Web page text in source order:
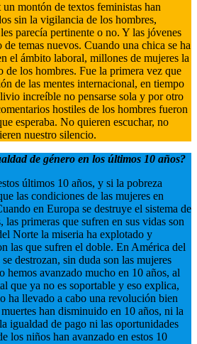
montón de textos feministas han
sin la vigilancia de los hombres,
parecía pertinente o no. Y las jóvenes
temas nuevos. Cuando una chica se ha
el ámbito laboral, millones de mujeres la
de los hombres. Fue la primera vez que
de las mentes internacional, en tiempo
increíble no pensarse sola y por otro
hostiles de los hombres fueron
esperaba. No quieren escuchar, no
nuestro silencio.
de género en los últimos 10 años?
últimos 10 años, y si la pobreza
las condiciones de las mujeres en
en Europa se destruye el sistema de
las primeras que sufren en sus vidas son
Norte la miseria ha explotado y
las que sufren el doble. En América del
destrozan, sin duda son las mujeres
hemos avanzado mucho en 10 años, al
que ya no es soportable y eso explica,
ha llevado a cabo una revolución bien
han disminuido en 10 años, ni la
igualdad de pago ni las oportunidades
los niños han avanzado en estos 10